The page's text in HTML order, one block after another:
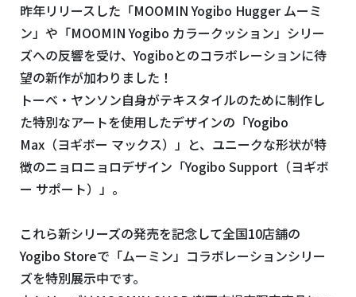
昨年リリースした「MOOMIN Yogibo Hugger ムーミ
ン」や「MOOMIN Yogibo カラークッション」シリー
ズへの反響を受け、Yogiboとのコラボレーションに待
望の新作が加わりました！
トーベ・ヤンソン自身がテキスタイルのために制作し
た特別なアートを使用したデザインの「Yogibo
Max（ヨギボー マックス）」と、ユニークな形状が特
徴のニョロニョロデザイン「Yogibo Support（ヨギボ
ー サポート）」。
これら新シリーズの発売を記念して全国10店舗の
Yogibo Storeで「ムーミン」コラボレーションシリー
ズを特別展示中です。